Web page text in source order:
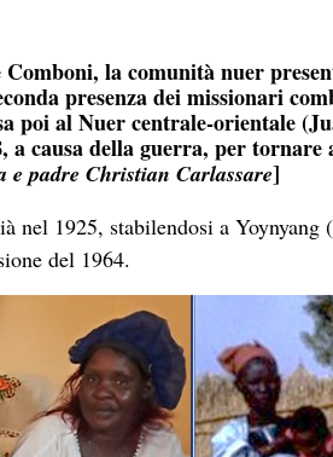
la comunità nuer
presenza dei missionari
poi al Nuer centrale-orientale
causa della guerra, per tornare
padre Christian Carlassare]
1925, stabilendosi a Yoynyang
del 1964.